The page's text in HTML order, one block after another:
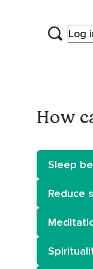
Log
How
Sleep
Reduce